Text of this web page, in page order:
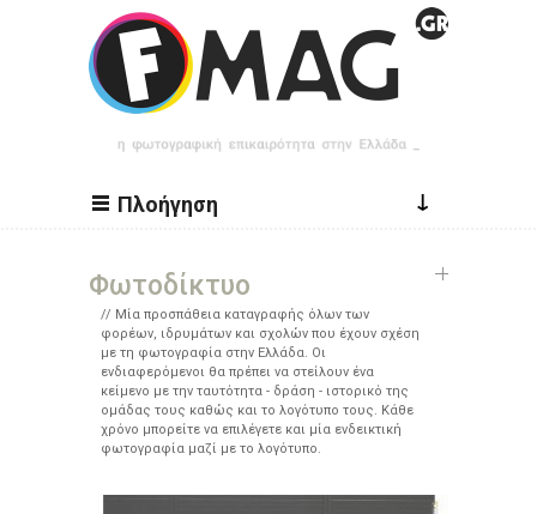
Παράκαμψη προς το κυρίως περιεχόμενο
Πλοήγηση ↓
Φωτοδίκτυο
Μία προσπάθεια καταγραφής όλων των
φορέων, ιδρυμάτων και σχολών που έχουν σχέση
με τη φωτογραφία στην Ελλάδα. Οι
ενδιαφερόμενοι θα πρέπει να στείλουν ένα
κείμενο με την ταυτότητα - δράση - ιστορικό της
ομάδας τους καθώς και το λογότυπο τους. Κάθε
χρόνο μπορείτε να επιλέγετε και μία ενδεικτική
φωτογραφία μαζί με το λογότυπο.